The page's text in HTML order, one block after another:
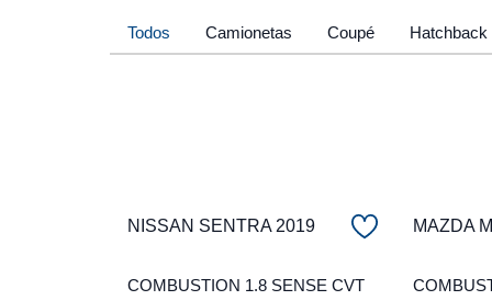
Todos Camionetas Coupé Hatchback
NISSAN SENTRA 2019
COMBUSTION 1.8 SENSE CVT
MAZDA